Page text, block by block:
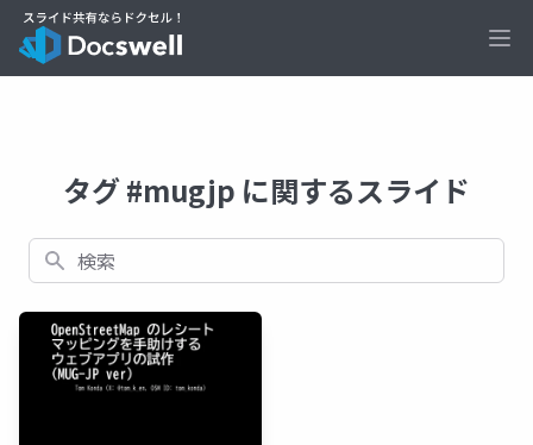
タグ #mugjp に関するスライド
検索